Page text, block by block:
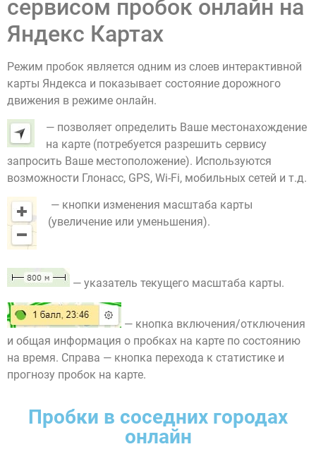
сервисом пробок онлайн на
Яндекс Картах
Режим пробок является одним из слоев интерактивной
карты Яндекса и показывает состояние дорожного
движения в режиме онлайн.
— позволяет определить Ваше местонахождение
на карте (потребуется разрешить сервису
запросить Ваше местоположение). Используются
возможности Глонасс, GPS, Wi-Fi, мобильных сетей и т.д.
— кнопки изменения масштаба карты
(увеличение или уменьшения).
— указатель текущего масштаба карты.
— кнопка включения/отключения
и общая информация о пробках на карте по состоянию
на время. Справа — кнопка перехода к статистике и
прогнозу пробок на карте.
Пробки в соседних городах
онлайн